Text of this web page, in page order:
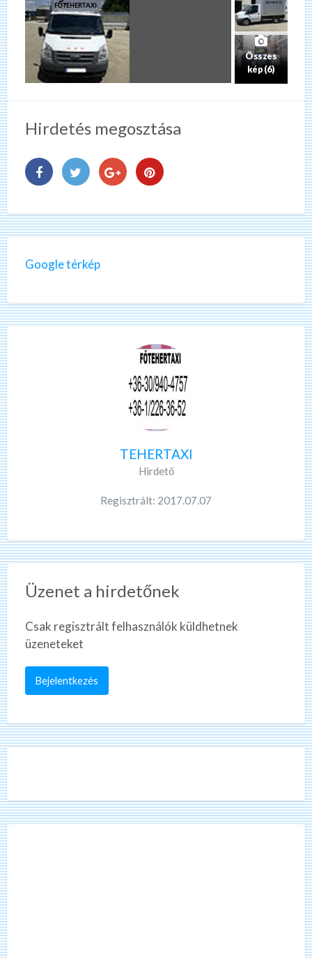
Összes
kép (6)
Hirdetés megosztása
Google térkép
TEHERTAXI
Hirdető
Regisztrált: 2017.07.07
Üzenet a hirdetőnek
Csak regisztrált felhasználók küldhetnek
üzeneteket
Bejelentkezés